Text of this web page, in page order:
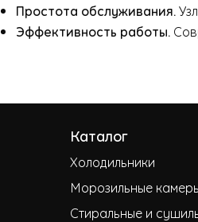
Простота обслуживания.
Эффективность работы.
Каталог
Холодильники
Морозильные
Стиральные и